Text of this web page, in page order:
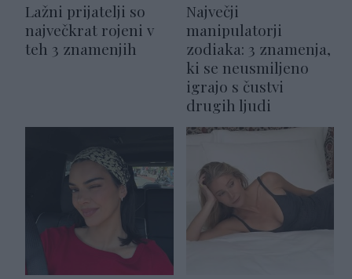
Lažni prijatelji so
največkrat rojeni v
teh 3 znamenjih
Največji
manipulatorji
zodiaka: 3 znamenja,
ki se neusmiljeno
igrajo s čustvi
drugih ljudi